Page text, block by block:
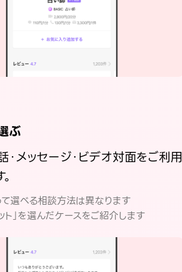
ぶ
・メッセージ・ビデオ対面をご利用
選べる相談方法は異なります
ト」を選んだケースをご紹介します